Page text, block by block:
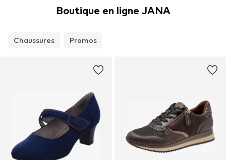
Boutique en ligne JANA
Chaussures Promos